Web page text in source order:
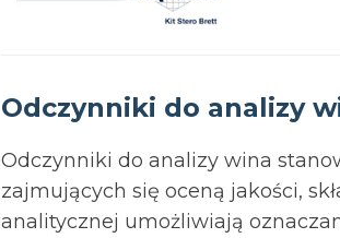
Odczynniki do analizy
Odczynniki do analizy wina
zajmujących się oceną jakości,
analitycznej umożliwiają